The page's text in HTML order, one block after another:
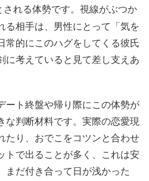
される体勢です。視線がぶつか
る相手は、男性にとって「気を
常的にこのハグをしてくる彼氏
に考えていると見て差し支えあ
ート終盤や帰り際にこの体勢が
な判断材料です。実際の恋愛現
たり、おでこをコツンと合わせ
トで出ることが多く、これは安
まだ付き合って日が浅かった